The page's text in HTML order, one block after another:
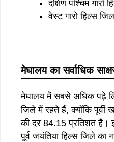
दक्षिण पश्चिम गारो
वेस्ट गारो हिल्स
मेघालय का सर्वाधिक
मेघालय में सबसे अधिक पढ़े
जिले में रहते हैं, क्योंकि पूर्वी
की दर 84.15 प्रतिशत है।
पूर्व जयंतिया हिल्स जिले का